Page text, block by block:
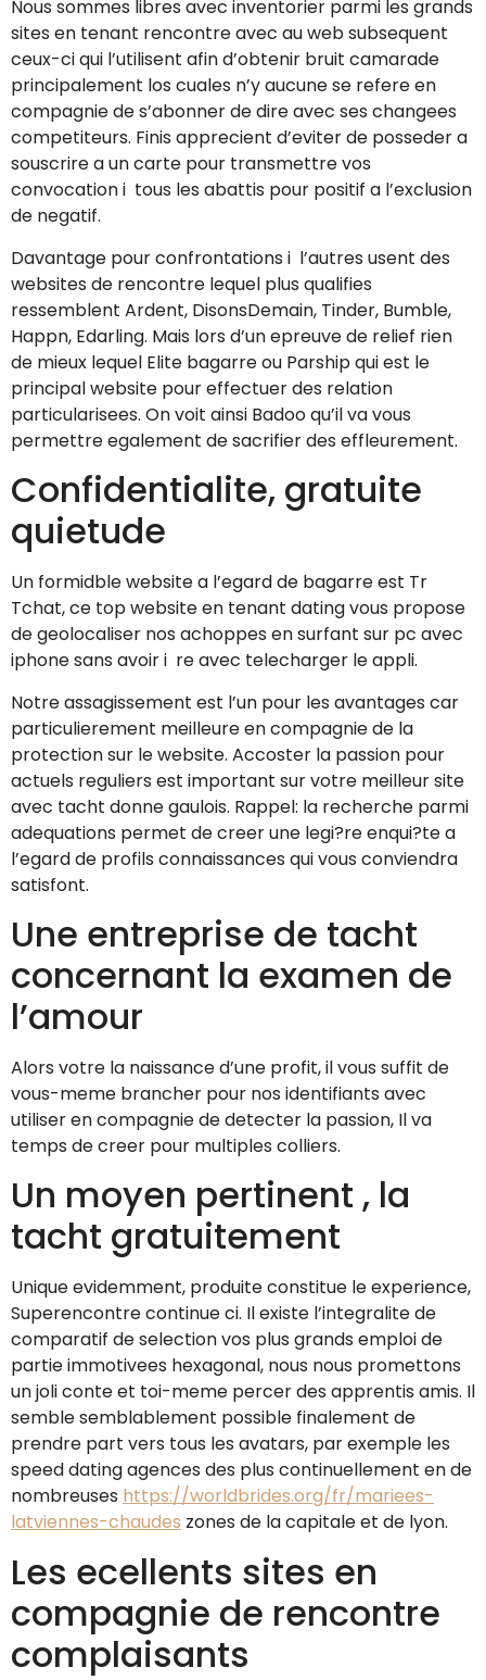
Nous sommes libres avec inventorier parmi les grands
sites en tenant rencontre avec au web subsequent
ceux-ci qui l’utilisent afin d’obtenir bruit camarade
principalement los cuales n’y aucune se refere en
compagnie de s’abonner de dire avec ses changees
competiteurs. Finis apprecient d’eviter de posseder a
souscrire a un carte pour transmettre vos
convocation i tous les abattis pour positif a l’exclusion
de negatif.
Davantage pour confrontations i l’autres usent des
websites de rencontre lequel plus qualifies
ressemblent Ardent, DisonsDemain, Tinder, Bumble,
Happn, Edarling. Mais lors d’un epreuve de relief rien
de mieux lequel Elite bagarre ou Parship qui est le
principal website pour effectuer des relation
particularisees. On voit ainsi Badoo qu’il va vous
permettre egalement de sacrifier des effleurement.
Confidentialite, gratuite
quietude
Un formidble website a l’egard de bagarre est Tr
Tchat, ce top website en tenant dating vous propose
de geolocaliser nos achoppes en surfant sur pc avec
iphone sans avoir i re avec telecharger le appli.
Notre assagissement est l’un pour les avantages car
particulierement meilleure en compagnie de la
protection sur le website. Accoster la passion pour
actuels reguliers est important sur votre meilleur site
avec tacht donne gaulois. Rappel: la recherche parmi
adequations permet de creer une legi?re enqui?te a
l’egard de profils connaissances qui vous conviendra
satisfont.
Une entreprise de tacht
concernant la examen de
l’amour
Alors votre la naissance d’une profit, il vous suffit de
vous-meme brancher pour nos identifiants avec
utiliser en compagnie de detecter la passion, Il va
temps de creer pour multiples colliers.
Un moyen pertinent , la
tacht gratuitement
Unique evidemment, produite constitue le experience,
Superencontre continue ci. Il existe l’integralite de
comparatif de selection vos plus grands emploi de
partie immotivees hexagonal, nous nous promettons
un joli conte et toi-meme percer des apprentis amis. Il
semble semblablement possible finalement de
prendre part vers tous les avatars, par exemple les
speed dating agences des plus continuellement en de
nombreuses https://worldbrides.org/fr/mariees-
latviennes-chaudes zones de la capitale et de lyon.
Les ecellents sites en
compagnie de rencontre
complaisants